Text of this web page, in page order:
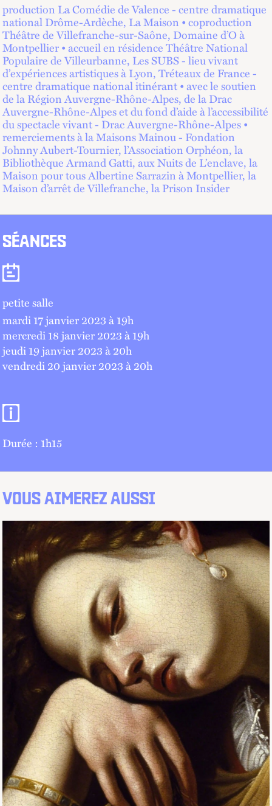
production La Comédie de Valence - centre dramatique
national Drôme-Ardèche, La Maison • coproduction
Théâtre de Villefranche-sur-Saône, Domaine d’O à
Montpellier • accueil en résidence Théâtre National
Populaire de Villeurbanne, Les SUBS - lieu vivant
d’expériences artistiques à Lyon, Tréteaux de France -
centre dramatique national itinérant • avec le soutien
de la Région Auvergne-Rhône-Alpes, de la Drac
Auvergne-Rhône-Alpes et du fond d’aide à l’accessibilité
du spectacle vivant - Drac Auvergne-Rhône-Alpes •
remerciements à la Maisons Mainou - Fondation
Johnny Aubert-Tournier, l’Association Orphéon, la
Bibliothèque Armand Gatti, aux Nuits de L’enclave, la
Maison pour tous Albertine Sarrazin à Montpellier, la
Maison d’arrêt de Villefranche, la Prison Insider
SÉANCES
Séances
petite salle
mardi 17 janvier 2023 à 19h
mercredi 18 janvier 2023 à 19h
jeudi 19 janvier 2023 à 20h
vendredi 20 janvier 2023 à 20h
Informations pratiques
Durée : 1h15
VOUS AIMEREZ AUSSI